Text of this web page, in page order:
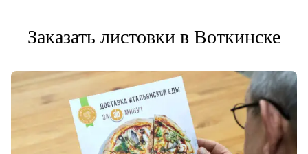
Заказать листовки в Воткинске